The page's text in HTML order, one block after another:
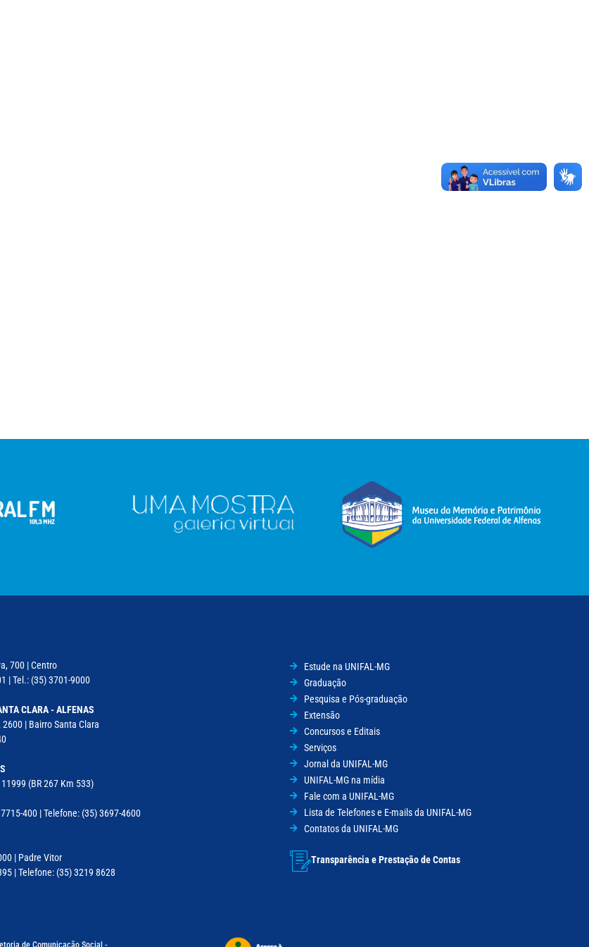
700 | Centro
| Tel.: (35) 3701-9000
CLARA - ALFENAS
| Bairro Santa Clara
(BR 267 Km 533)
400 | Telefone: (35) 3697-4600
| Padre Vitor
| Telefone: (35) 3219 8628
Estude na UNIFAL-MG
Graduação
Pesquisa e Pós-graduação
Extensão
Concursos e Editais
Serviços
Jornal da UNIFAL-MG
UNIFAL-MG na mídia
Fale com a UNIFAL-MG
Lista de Telefones e E-mails da UNIFAL-MG
Contatos da UNIFAL-MG
Transparência e Prestação de Contas
de Comunicação Social -